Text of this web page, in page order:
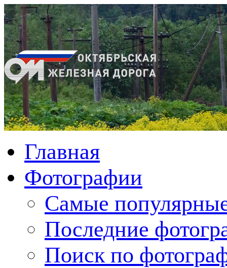
Главная
Фотографии
Cамые
Последние
Поиск по